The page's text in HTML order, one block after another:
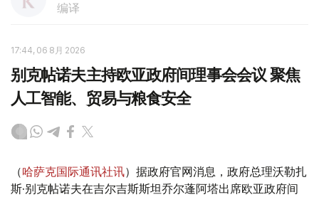
编译
17:44, 06 8月 2026
别克帖诺夫主持欧亚政府间理事会会议 聚焦
人工智能、贸易与粮食安全
（哈萨克国际通讯社讯）据政府官网消息，政府总理沃勒扎
斯·别克帖诺夫在吉尔吉斯斯坦乔尔蓬阿塔出席欧亚政府间